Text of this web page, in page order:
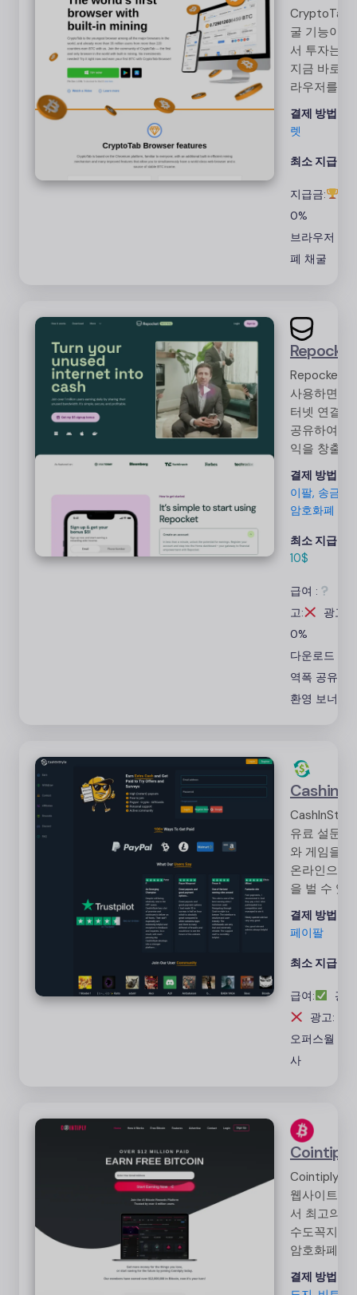
CryptoTab
굴 기능이
서 투자는
지금 바로
라우저를
BTС를 획득
비트코인
결제 방법:
렛
최소 지급액:
지급금:
0%
브라우저
폐 채굴
Repocket
Repocket을
사용하면 인
터넷 연결을
공유하여 수
익을 창출할
수 있습니다.
인터넷 접속
이 가능한 모
고 간편하게
추가 수입을
록 합니다.
결제 방법:
이팔, 송금,
암호화폐
최소 지급액:
10$
급여 :
고:
광고:
0%
다운로드
역폭 공유
환영 보너스
유료 설문조
와 게임을
온라인으로
을 벌 수 있
기회를 제공
니다. 이 플
으로 긍정적
습니다. 빠
금
결제 방법:
페이팔
최소 지급액:
급여:
광
광고: 0%
오퍼스월 설
사
Cointiply
Cointiply
웹사이트에
서 최고의
수도꼭지와
암호화폐 플
랫폼 혜택
및 설문 조
결제 방법: